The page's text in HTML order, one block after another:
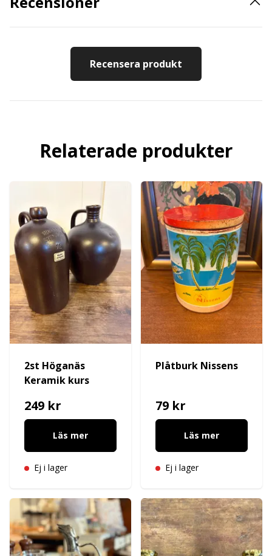
Recensera produkt
Relaterade produkter
2st Höganäs
Keramik kurs
249 kr
Läs mer
Ej i lager
Plåtburk Nissens
79 kr
Läs mer
Ej i lager